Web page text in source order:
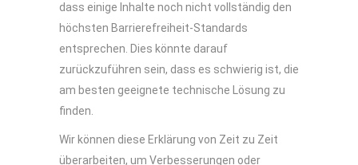
dass einige Inhalte noch nicht vollständig den
höchsten Barrierefreiheit-Standards
entsprechen. Dies könnte darauf
zurückzuführen sein, dass es schwierig ist, die
am besten geeignete technische Lösung zu
finden.
Wir können diese Erklärung von Zeit zu Zeit
überarbeiten, um Verbesserungen oder